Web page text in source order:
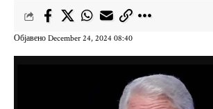
Објавено December 24, 2024 08:40